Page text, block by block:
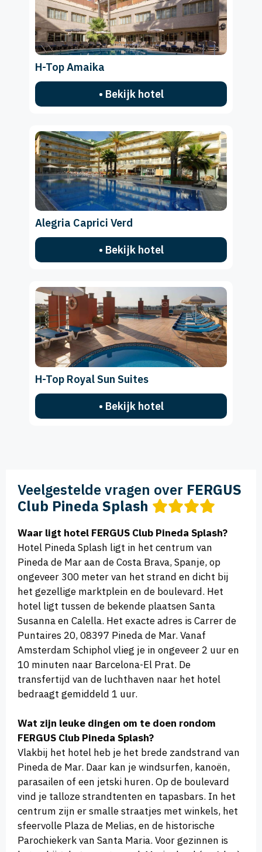
H-Top Amaika
• Bekijk hotel
Alegria Caprici Verd
• Bekijk hotel
H-Top Royal Sun Suites
• Bekijk hotel
Veelgestelde vragen over FERGUS
Club Pineda Splash
Waar ligt hotel FERGUS Club Pineda Splash?
Hotel Pineda Splash ligt in het centrum van
Pineda de Mar aan de Costa Brava, Spanje, op
ongeveer 300 meter van het strand en dicht bij
het gezellige marktplein en de boulevard. Het
hotel ligt tussen de bekende plaatsen Santa
Susanna en Calella. Het exacte adres is Carrer de
Puntaires 20, 08397 Pineda de Mar. Vanaf
Amsterdam Schiphol vlieg je in ongeveer 2 uur en
10 minuten naar Barcelona-El Prat. De
transfertijd van de luchthaven naar het hotel
bedraagt gemiddeld 1 uur.
Wat zijn leuke dingen om te doen rondom
FERGUS Club Pineda Splash?
Vlakbij het hotel heb je het brede zandstrand van
Pineda de Mar. Daar kan je windsurfen, kanoën,
parasailen of een jetski huren. Op de boulevard
vind je talloze strandtenten en tapasbars. In het
centrum zijn er smalle straatjes met winkels, het
sfeervolle Plaza de Melias, en de historische
Parochiekerk van Santa Maria. Voor gezinnen is